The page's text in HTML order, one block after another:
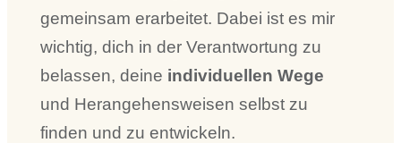
gemeinsam erarbeitet. Dabei ist es mir
wichtig, dich in der Verantwortung zu
belassen, deine individuellen Wege
und Herangehensweisen selbst zu
finden und zu entwickeln.